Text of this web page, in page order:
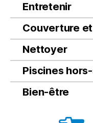
Entretenir
Couverture
Nettoyer
Piscines
Bien-être